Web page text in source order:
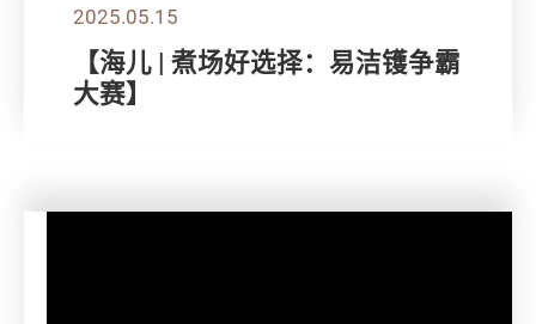
2025.05.15
【海儿 | 煮场好选择：易洁镬争霸
大赛】